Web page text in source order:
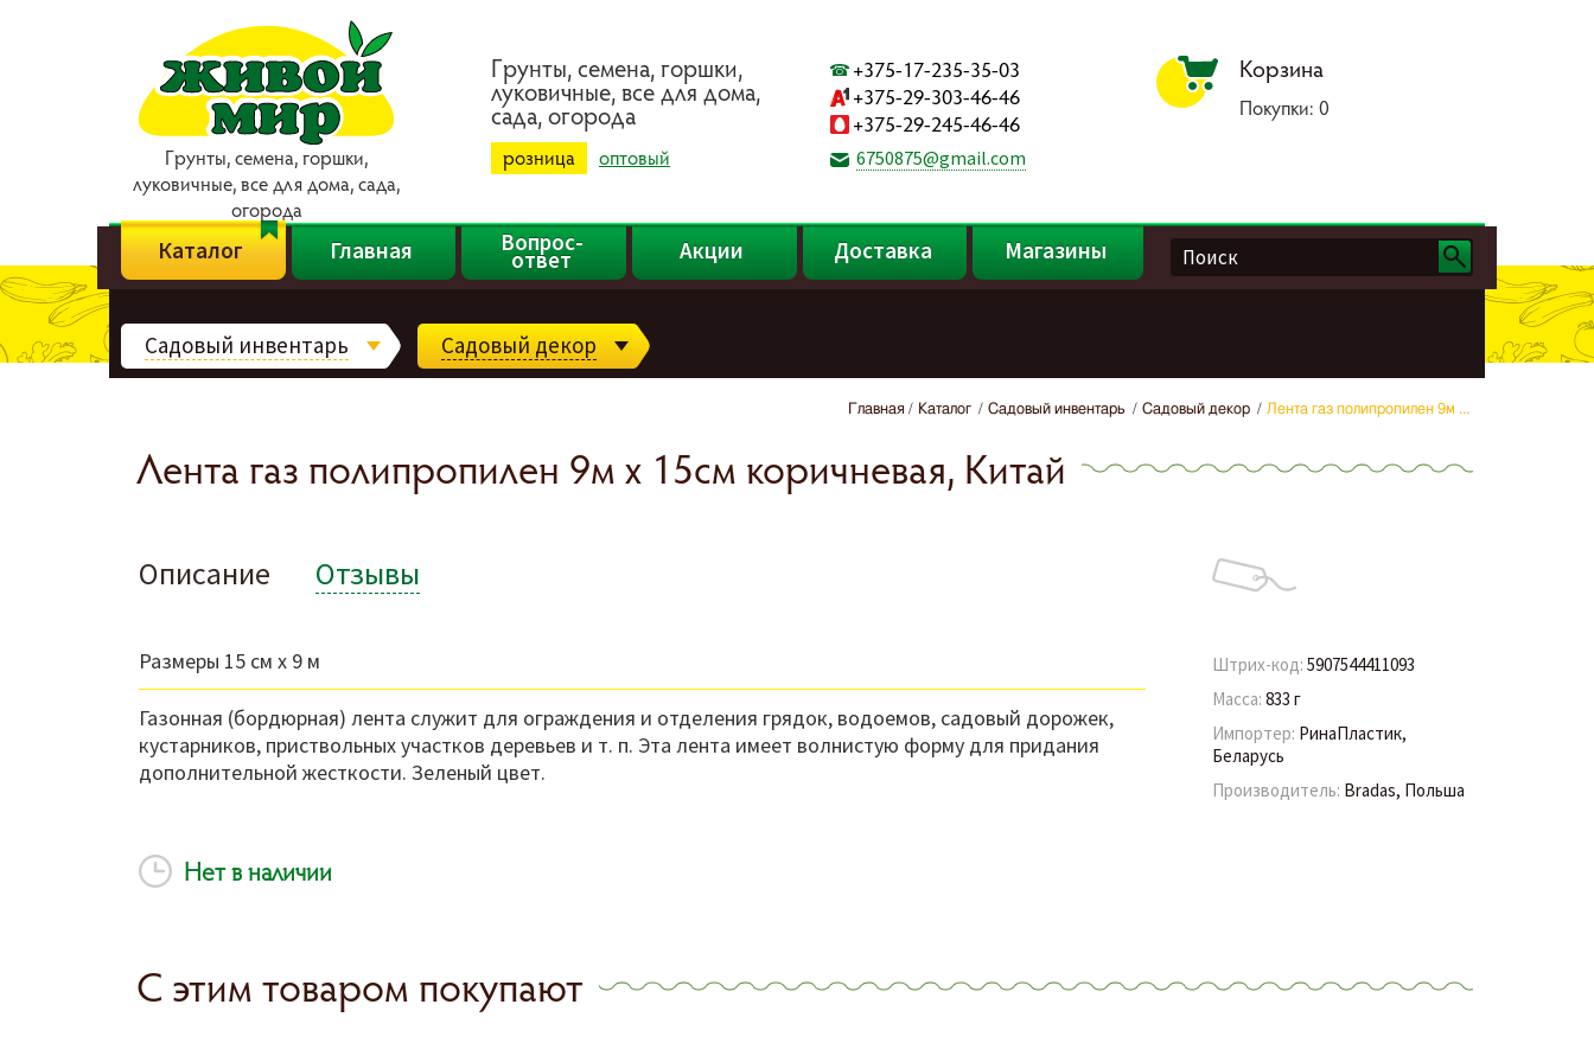
Гpyнты, ceмeнa, гopшки,
лyкoвичныe, вce для дoмa, caдa,
oгopoдa
Гpyнты, ceмeнa, гopшки,
лyкoвичныe, вce для дoмa,
caдa, oгopoдa
розница оптовый
+375-17-235-35-03
+375-29-303-46-46
+375-29-245-46-46
6750875@gmail.com
Корзина
Покупки:0
Каталог Главная Вопрос-
ответ Акции Доставка Магазины
Садовый инвентарь Садовый декор
Главная Каталог Садовый инвентарь Садовый декор Лента газ полипропилен 9м ...
Лента газ полипропилен 9м х 15см коричневая, Китай
Штрих-код: 5907544411093
Масса: 833 г
Импортер: РинаПластик,
Беларусь
Производитель: Bradas, Польша
Описание Отзывы
Размеры 15 см х 9 м
Газонная (бордюрная) лента служит для ограждения и отделения грядок, водоемов, садовый дорожек,
кустарников, приствольных участков деревьев и т. п. Эта лента имеет волнистую форму для придания
дополнительной жесткости. Зеленый цвет.
Нет в наличии
С этим товаром покупают